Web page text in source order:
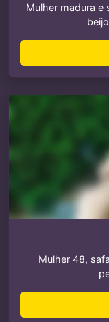
Mulher madura e
Mulher 48,